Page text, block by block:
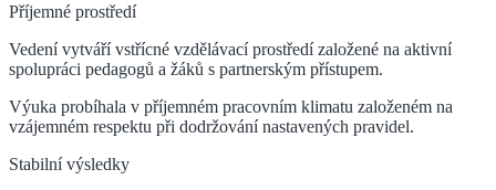
Příjemné prostředí
Vedení vytváří vstřícné vzdělávací prostředí založené na aktivní
spolupráci pedagogů a žáků s partnerským přístupem.
Výuka probíhala v příjemném pracovním klimatu založeném na
vzájemném respektu při dodržování nastavených pravidel.
Stabilní výsledky